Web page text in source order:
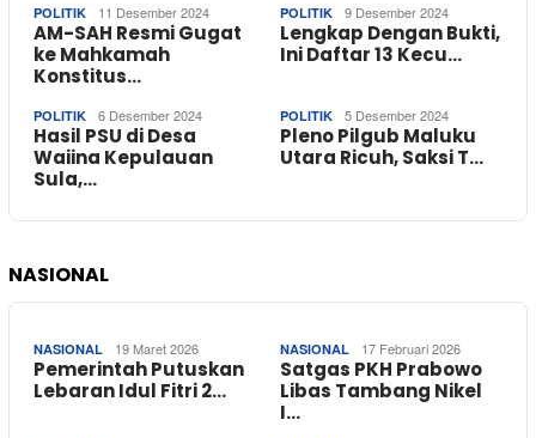
POLITIK 11 Desember 2024
AM-SAH Resmi Gugat
ke Mahkamah
Konstitus…
POLITIK 9 Desember 2024
Lengkap Dengan Bukti,
Ini Daftar 13 Kecu…
POLITIK 6 Desember 2024
Hasil PSU di Desa
Waiina Kepulauan
Sula,…
POLITIK 5 Desember 2024
Pleno Pilgub Maluku
Utara Ricuh, Saksi T…
NASIONAL
NASIONAL 19 Maret 2026
Pemerintah Putuskan
Lebaran Idul Fitri 2…
NASIONAL 17 Februari 2026
Satgas PKH Prabowo
Libas Tambang Nikel
I…